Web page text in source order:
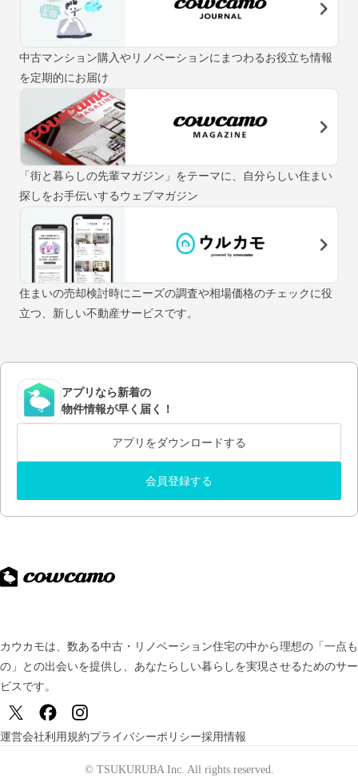
中古マンション購入やリノベーションにまつわるお役立ち情報
を定期的にお届け
「街と暮らしの先輩マガジン」をテーマに、自分らしい住まい
探しをお手伝いするウェブマガジン
住まいの売却検討時にニーズの調査や相場価格のチェックに役
立つ、新しい不動産サービスです。
アプリなら新着の
物件情報が早く届く！
アプリをダウンロードする
会員登録する
カウカモは、数ある中古・リノベーション住宅の中から理想の「一点も
の」との出会いを提供し、 あなたらしい暮らしを実現させるためのサー
ビスです。
運営会社利用規約プライバシーポリシー採用情報
© TSUKURUBA Inc. All rights reserved.